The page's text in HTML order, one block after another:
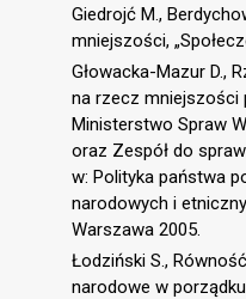
Giedrojć M.,
mniejszości,
Głowacka-Mazur D.,
na rzecz mniejszości
Ministerstwo Spraw
oraz Zespół do
w: Polityka państwa
narodowych i
Warszawa 2005.
Łodziński S.,
narodowe w